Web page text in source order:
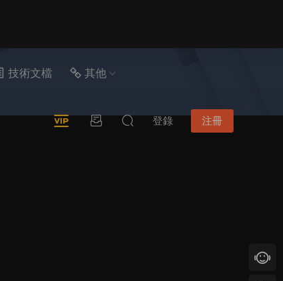
技術文檔 其他
登錄 注冊